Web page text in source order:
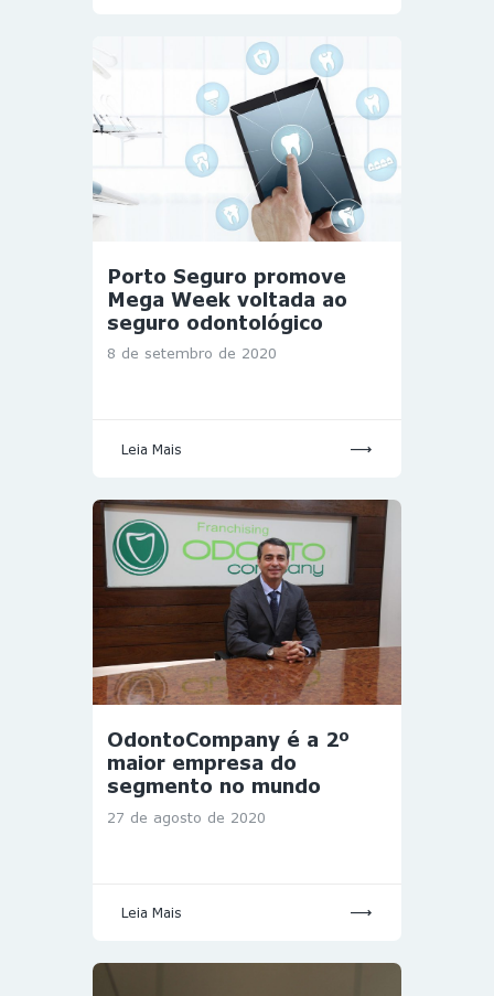
Porto Seguro promove
Mega Week voltada ao
seguro odontológico
8 de setembro de 2020
Leia Mais
OdontoCompany é a 2º
maior empresa do
segmento no mundo
27 de agosto de 2020
Leia Mais